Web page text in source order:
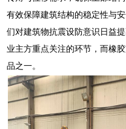
有效保障建筑结构的稳定性与
们对建筑物抗震设防意识日益
业主方重点关注的环节，而橡
品之一。